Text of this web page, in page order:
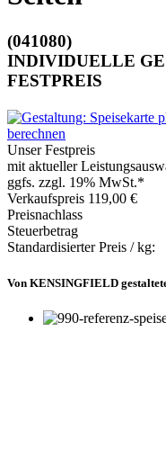
(041080)
INDIVIDUELLE
FESTPREIS
Unser Festpreis
mit aktueller
ggfs. zzgl. 19% MwSt.*
Verkaufspreis 119,00 €
Preisnachlass
Steuerbetrag
Standardisierter Preis / kg:
Von KENSINGFIELD